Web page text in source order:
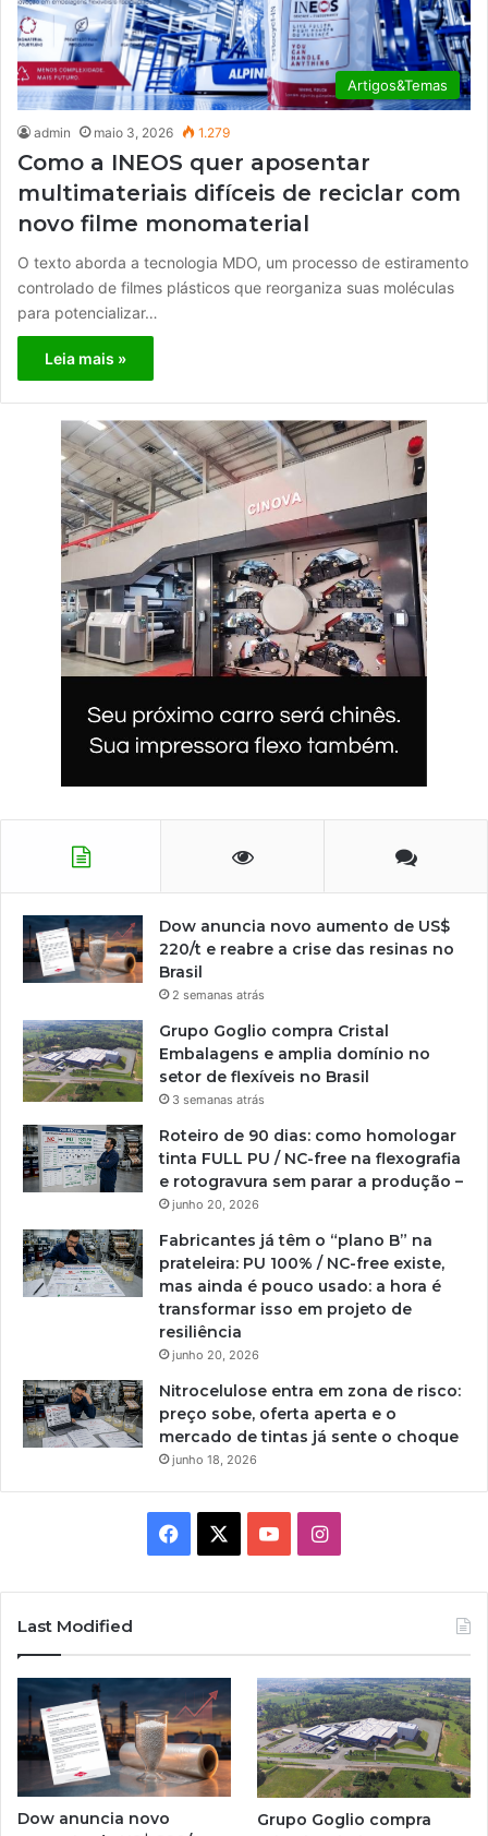
Artigos&Temas
admin maio 3, 2026 1.279
Como a INEOS quer aposentar
multimateriais difíceis de reciclar com
novo filme monomaterial
O texto aborda a tecnologia MDO, um processo de estiramento
controlado de filmes plásticos que reorganiza suas moléculas
para potencializar…
Leia mais »
Dow anuncia novo aumento de US$
220/t e reabre a crise das resinas no
Brasil
2 semanas atrás
Grupo Goglio compra Cristal
Embalagens e amplia domínio no
setor de flexíveis no Brasil
3 semanas atrás
Roteiro de 90 dias: como homologar
tinta FULL PU / NC-free na flexografia
e rotogravura sem parar a produção –
junho 20, 2026
Fabricantes já têm o “plano B” na
prateleira: PU 100% / NC-free existe,
mas ainda é pouco usado: a hora é
transformar isso em projeto de
resiliência
junho 20, 2026
Nitrocelulose entra em zona de risco:
preço sobe, oferta aperta e o
mercado de tintas já sente o choque
junho 18, 2026
Facebook YouTubeInstagram
Last Modified
Dow anuncia novo
Grupo Goglio compra